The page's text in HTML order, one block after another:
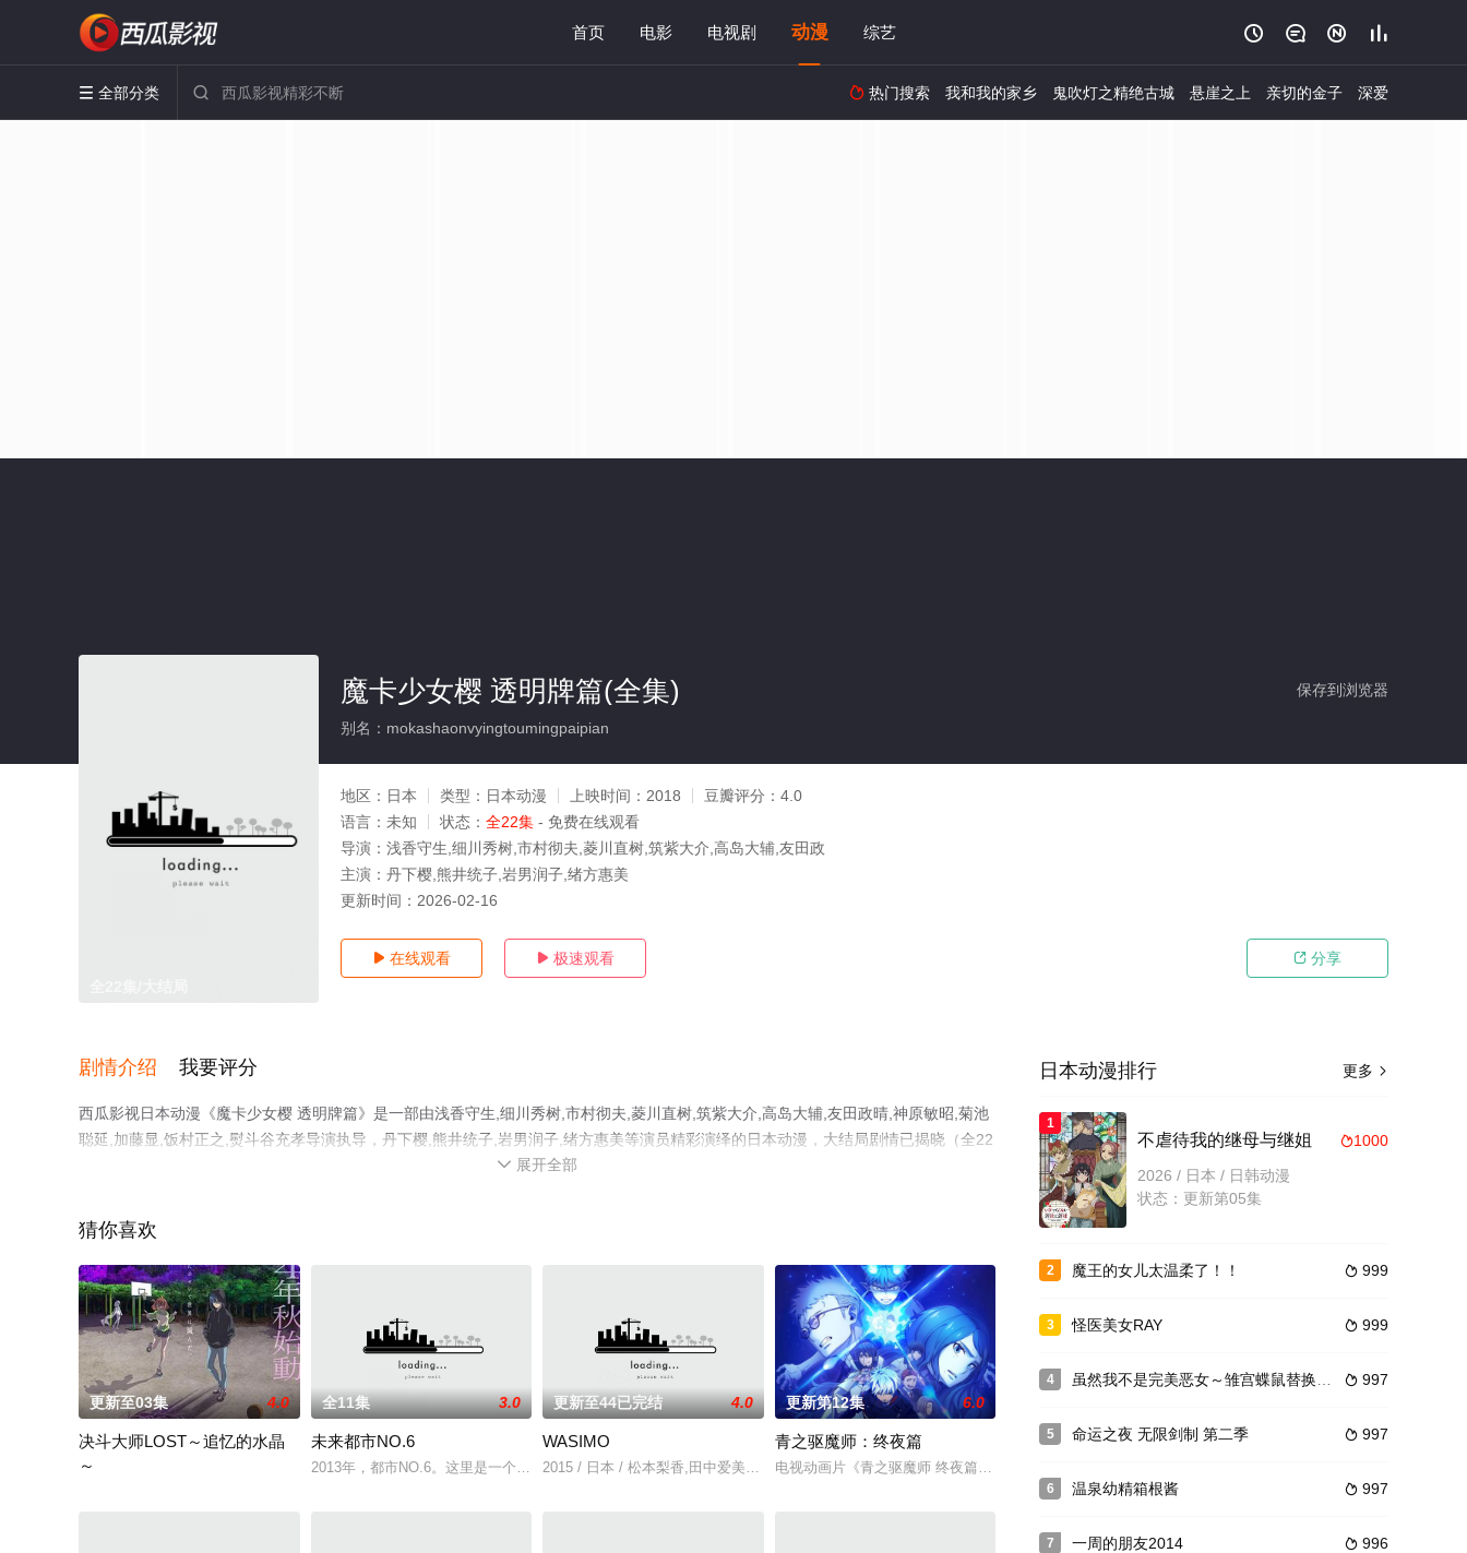
首页 电影 电视剧 动漫 综艺    
 全部分类   热门搜索 我和我的家乡 鬼吹灯之精绝古城 悬崖之上 亲切的金子 深爱
保存到浏览器
魔卡少女樱 透明牌篇(全集)
别名：mokashaonvyingtoumingpaipian
地区： 日本 类型： 日本动漫 上映时间： 2018 豆瓣评分： 4.0
语言： 未知 状态： 全22集 - 免费在线观看
导演： 浅香守生,细川秀树,市村彻夫,菱川直树,筑紫大介,高岛大辅,友田政
主演： 丹下樱,熊井统子,岩男润子,绪方惠美
更新时间： 2026-02-16
 在线观看  极速观看  分享
剧情介绍 我要评分
西瓜影视日本动漫《魔卡少女樱 透明牌篇》是一部由浅香守生,细川秀树,市村彻夫,菱川直树,筑紫大介,高岛大辅,友田政晴,神原敏昭,菊池
聪延,加藤显,饭村正之,熨斗谷充孝导演执导，丹下樱,熊井统子,岩男润子,绪方惠美等演员精彩演绎的日本动漫，大结局剧情已揭晓（全22
集），手机免费观看高清无删减完整版动漫全集就上西瓜影院，更多相关信息可移步至豆瓣动漫、电视猫或剧情网等平台了解。
。
 展开全部
猜你喜欢
更新至03集 4.0
决斗大师LOST～追忆的水晶
～
全11集 3.0
未来都市NO.6
2013年，都市NO.6。这里是一个没有犯罪，没有疾病，没有战争，没有所谓痛苦和怨恨的理想国度。一直这么认为的12岁天才少年紫苑（梶
更新至44已完结 4.0
WASIMO
2015 / 日本 / 松本梨香,田中爱美,朝井彩加,牛山茂
更新第12集 6.0
青之驱魔师：终夜篇
电视动画片《青之驱魔师 终夜篇》改编自加藤和惠创作的漫画作品《青之驱魔师》。2024年7月6日，官方宣
更多 
日本动漫排行
1
1000
不虐待我的继母与继姐
2026 / 日本 / 日韩动漫
状态：更新第05集
2  999
魔王的女儿太温柔了！！
3  999
怪医美女RAY
4  997
虽然我不是完美恶女～雏宫蝶鼠替换传～
5  997
命运之夜 无限剑制 第二季
6  997
温泉幼精箱根酱
7  996
一周的朋友2014